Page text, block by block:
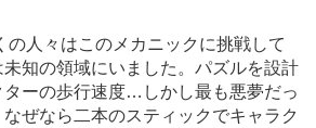
の人々はこのメカニックに挑戦して
知の領域にいました。パズルを設計
ーの歩行速度…しかし最も悪夢だっ
ぜなら二本のスティックでキャラク